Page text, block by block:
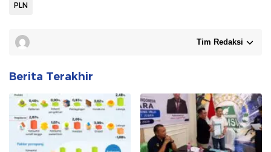
PLN
Tim Redaksi
Berita Terakhir